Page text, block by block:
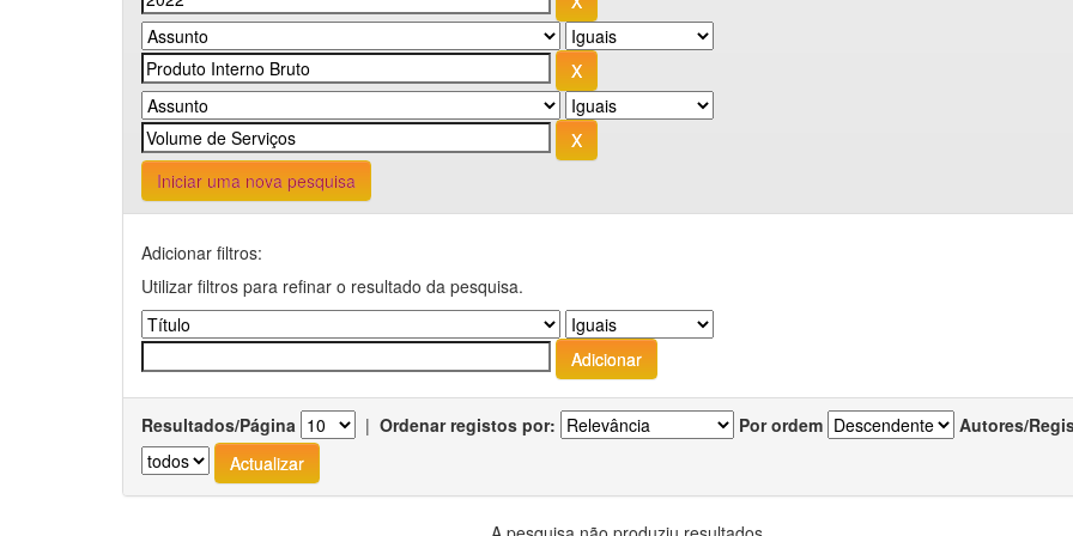
Iniciar uma nova pesquisa
Adicionar filtros:
Utilizar filtros para refinar o resultado da pesquisa.
Resultados/Página | Ordenar registos por: Por ordem Autores/